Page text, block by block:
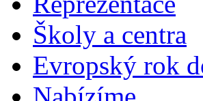
Školy a centra
Evropský rok